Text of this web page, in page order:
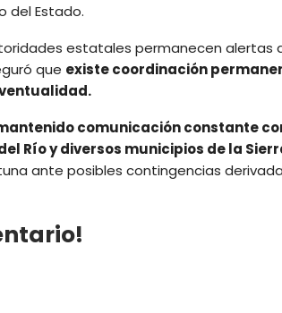
del Estado.
estatales permanecen alertas
que existe coordinación
comunicación constante
Río y diversos municipios de la
ante posibles contingencias